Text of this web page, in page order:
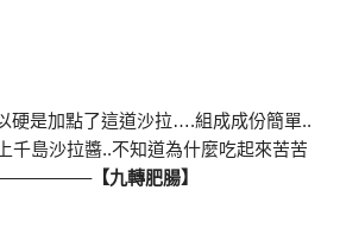
硬是加點了這道沙拉….組成成份簡單..
千島沙拉醬..不知道為什麼吃起來苦苦
—————–【九轉肥腸】